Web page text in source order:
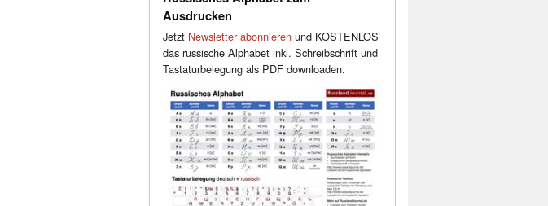
Ausdrucken
Jetzt Newsletter abonnierenund KOSTENLOS
das russische Alphabet inkl. Schreibschrift und
Tastaturbelegung als PDF downloaden.